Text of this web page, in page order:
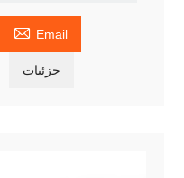
 Email
جزئیات